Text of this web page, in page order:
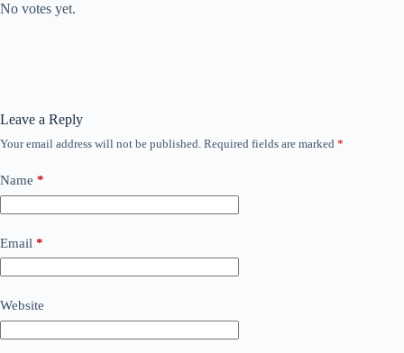
No votes yet.
Leave a Reply
Your email address will not be published. Required fields are marked *
Name *
Email *
Website